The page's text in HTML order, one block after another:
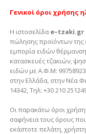
Γενικοί όροι χρήσης
Η ιστοσελίδα e–tzaki.gr
πώλησης προϊόντων της
εμπορία ειδών
κατασκευές τζακιών,
ειδών με Α.Φ.Μ:
στην Ελλάδα, στην Νέα
14342, Τηλ: +30 210
Οι παρακάτω όροι
σαφήνεια τους όρους που
εκάστοτε πελάτη,